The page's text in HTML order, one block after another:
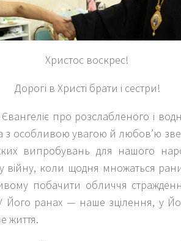
Христос воскрес!
Дорогі в Христі брати і сестри!
про розслабленого і
з особливою увагою й любов’ю
випробувань для нашого
війну, коли щодня множаться
побачити обличчя
Його ранах — наше зцілення, у
життя.